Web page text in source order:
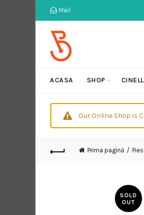
Mail
ACASA SHOP
Our Online Shop is
Prima pagină
SOLD
OUT